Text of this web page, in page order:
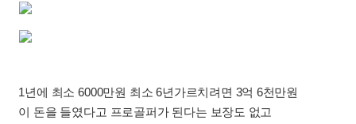
1년에 최소 6000만원 최소 6년가르치려면 3억 6천만원
이 돈을 들였다고 프로골퍼가 된다는 보장도 없고